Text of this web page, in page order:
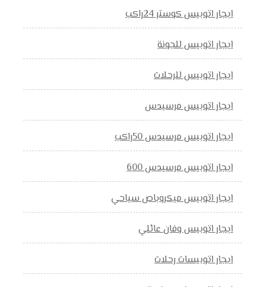
ايجار اتوبيس كوستر 24راكب
ايجار اتوبيس للجونة
ايجار اتوبيس للرحلات
ايجار اتوبيس مرسيدس
ايجار اتوبيس مرسيدس 50راكب
ايجار اتوبيس مرسيدس 600
ايجار اتوبيس ميكروباص سياحي
ايجار اتوبيس وفان عائلي
ايجار اتوبيسات رحلات